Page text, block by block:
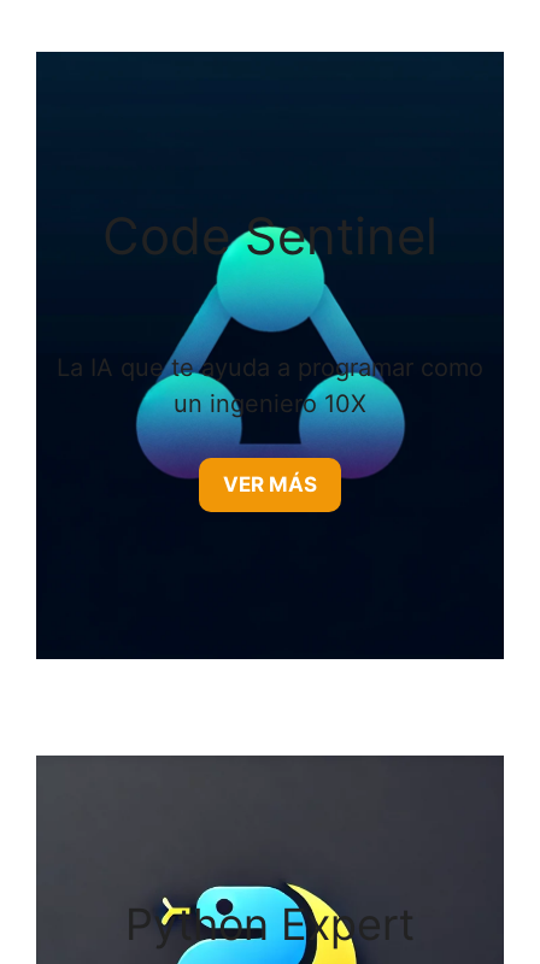
Code Sentinel
La IA que te ayuda a programar como
un ingeniero 10X
VER MÁS
Python Expert